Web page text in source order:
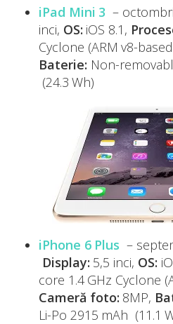
iPad Mini 3 –
inci, OS: iOS 8.1,
Cyclone (ARM v8-
Baterie: Non-
(24.3 Wh)
iPhone 6 Plus –
Display: 5,5 inci, OS:
core 1.4 GHz Cyclone
Cameră foto: 8MP,
Li-Po 2915 mAh (11.1